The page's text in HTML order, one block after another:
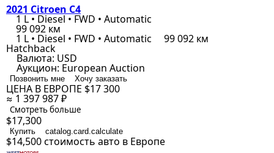
2021 Citroen C4
1 L • Diesel • FWD • Automatic
99 092 км
1 L • Diesel • FWD • Automatic 99 092 км
Hatchback
Валюта: USD
Аукцион: European Auction
Позвонить мне Хочу заказать
ЦЕНА В ЕВРОПЕ $17 300
≈ 1 397 987 ₽
Смотреть больше
$17,300
Купить catalog.card.calculate
$14,500стоимость авто в Европе